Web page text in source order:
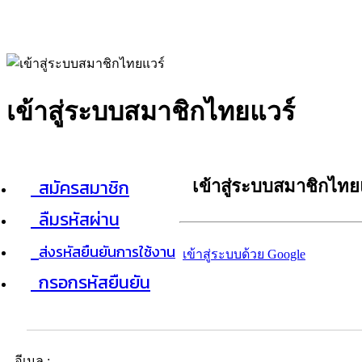
เข้าสู่ระบบสมาชิกไทยแวร์
สมัครสมาชิก
ลืมรหัสผ่าน
ส่งรหัสยืนยันการใช้งาน
กรอกรหัสยืนยัน
เข้าสู่ระบบสมาชิกไท
เข้าสู่ระบบด้วย Google